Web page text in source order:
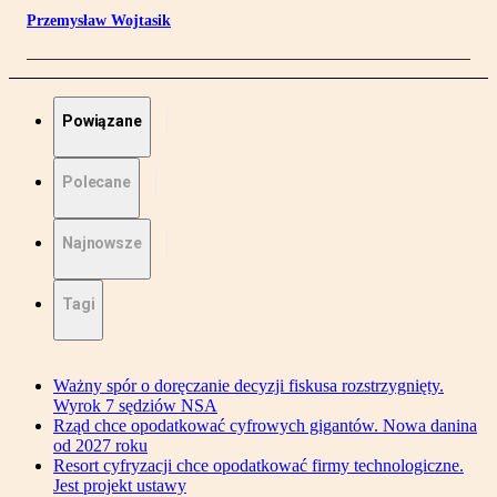
Przemysław Wojtasik
Powiązane
Polecane
Najnowsze
Tagi
Ważny spór o doręczanie decyzji fiskusa rozstrzygnięty.
Wyrok 7 sędziów NSA
Rząd chce opodatkować cyfrowych gigantów. Nowa danina
od 2027 roku
Resort cyfryzacji chce opodatkować firmy technologiczne.
Jest projekt ustawy